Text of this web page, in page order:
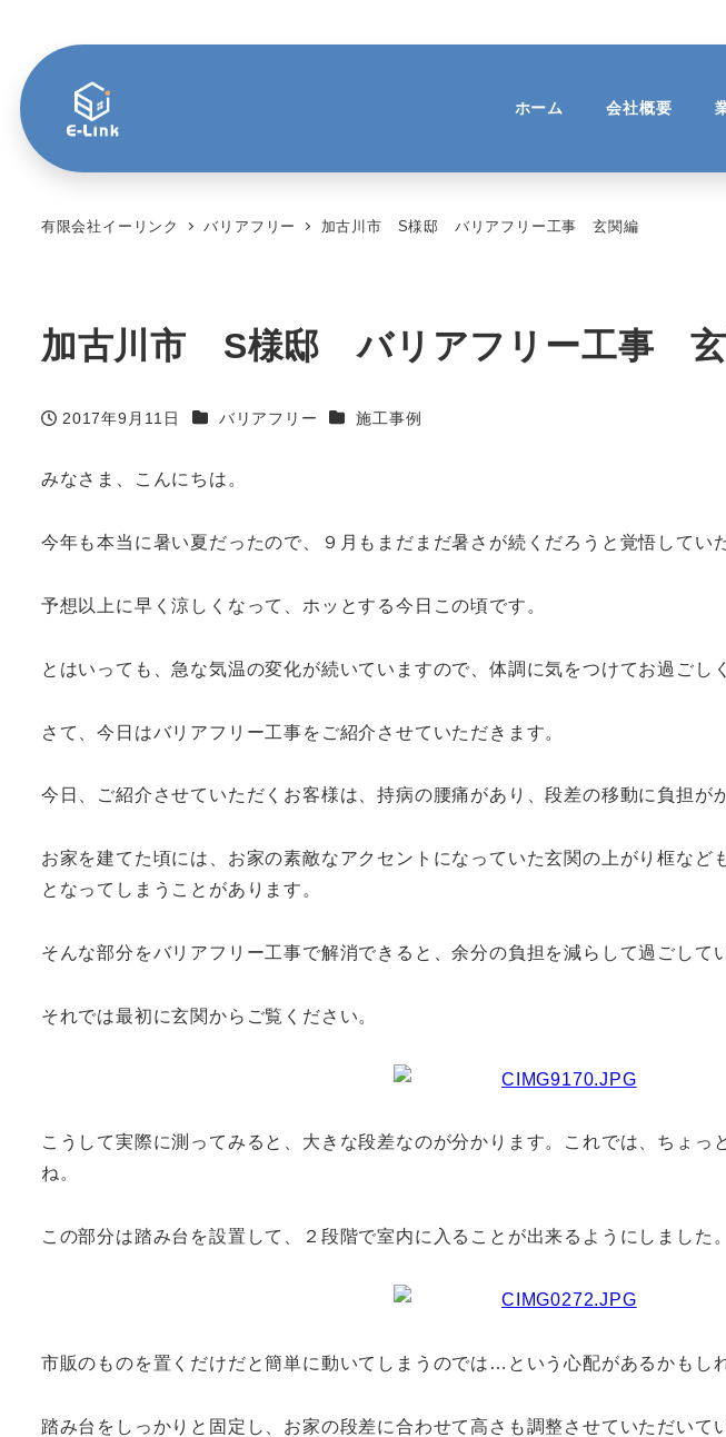
ホーム 会社概要
有限会社イーリンク バリアフリー 加古川市 S様邸 バリアフリー工事 玄関編
加古川市 S様邸 バリアフリー工事
投稿日
2017年9月11日 カテゴリー
バリアフリー カテゴリー
施工事例
みなさま、こんにちは。
今年も本当に暑い夏だったので、９月もまだまだ暑さが続くだろうと覚悟してい
予想以上に早く涼しくなって、ホッとする今日この頃です。
とはいっても、急な気温の変化が続いていますので、体調に気をつけてお過ごし
さて、今日はバリアフリー工事をご紹介させていただきます。
今日、ご紹介させていただくお客様は、持病の腰痛があり、段差の移動に負担が
お家を建てた頃には、お家の素敵なアクセントになっていた玄関の上がり框など
となってしまうことがあります。
そんな部分をバリアフリー工事で解消できると、余分の負担を減らして過ごして
それでは最初に玄関からご覧ください。
こうして実際に測ってみると、大きな段差なのが分かります。これでは、ちょっ
ね。
この部分は踏み台を設置して、２段階で室内に入ることが出来るようにしました。
市販のものを置くだけだと簡単に動いてしまうのでは…という心配があるかもし
踏み台をしっかりと固定し、お家の段差に合わせて高さも調整させていただいて